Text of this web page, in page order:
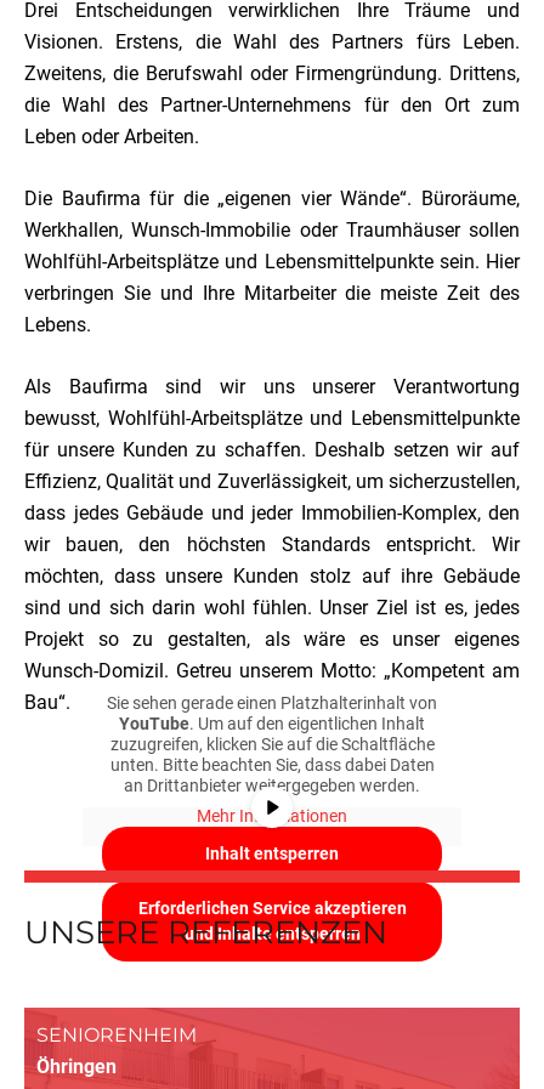
Sie sehen gerade einen Platzhalterinhalt von
YouTube. Um auf den eigentlichen Inhalt
zuzugreifen, klicken Sie auf die Schaltfläche
unten. Bitte beachten Sie, dass dabei Daten
an Drittanbieter weitergegeben werden.
Mehr Informationen
Inhalt entsperren
Erforderlichen Service akzeptieren
und Inhalte entsperren
Drei Entscheidungen verwirklichen Ihre Träume und
Visionen. Erstens, die Wahl des Partners fürs Leben.
Zweitens, die Berufswahl oder Firmengründung. Drittens,
die Wahl des Partner-Unternehmens für den Ort zum
Leben oder Arbeiten.
Die Baufirma für die „eigenen vier Wände“. Büroräume,
Werkhallen, Wunsch-Immobilie oder Traumhäuser sollen
Wohlfühl-Arbeitsplätze und Lebensmittelpunkte sein. Hier
verbringen Sie und Ihre Mitarbeiter die meiste Zeit des
Lebens.
Als Baufirma sind wir uns unserer Verantwortung
bewusst, Wohlfühl-Arbeitsplätze und Lebensmittelpunkte
für unsere Kunden zu schaffen. Deshalb setzen wir auf
Effizienz, Qualität und Zuverlässigkeit, um sicherzustellen,
dass jedes Gebäude und jeder Immobilien-Komplex, den
wir bauen, den höchsten Standards entspricht. Wir
möchten, dass unsere Kunden stolz auf ihre Gebäude
sind und sich darin wohl fühlen. Unser Ziel ist es, jedes
Projekt so zu gestalten, als wäre es unser eigenes
Wunsch-Domizil. Getreu unserem Motto: „Kompetent am
Bau“.
UNSERE REFERENZEN
Öhringen
SENIORENHEIM